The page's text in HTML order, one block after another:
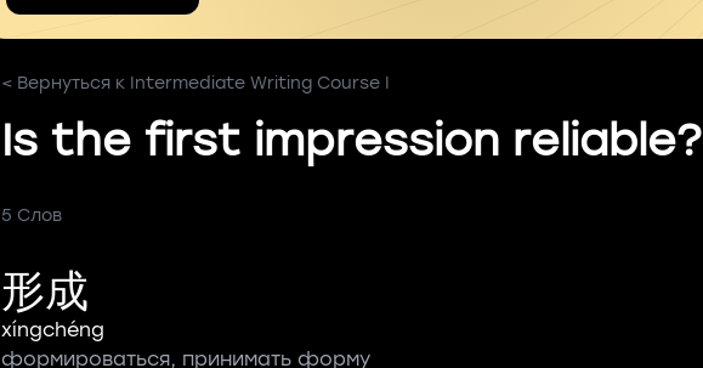
< Вернуться к Intermediate Writing Course I
Is the first impression reliable?
5 Слов
形成
xíngchéng
формироваться, принимать форму